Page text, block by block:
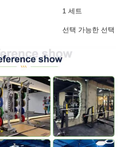
1 세트
선택 가능한 선택